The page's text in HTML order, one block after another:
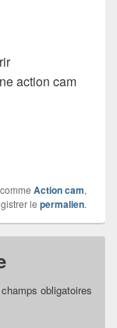
action cam
Action cam,
le permalien.
obligatoires